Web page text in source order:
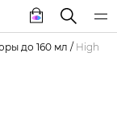
до 160 мл / High